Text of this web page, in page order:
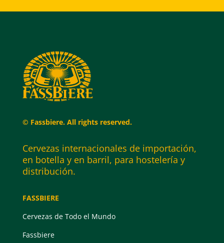
© Fassbiere. All rights reserved.
Cervezas internacionales de importación,
en botella y en barril, para hostelería y
distribución.
FASSBIERE
Cervezas de Todo el Mundo
Fassbiere